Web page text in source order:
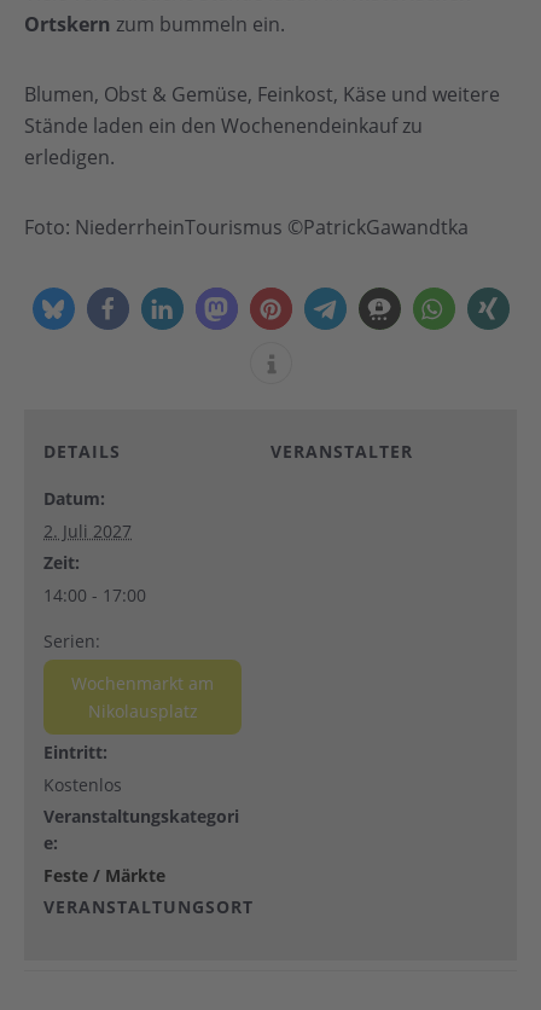
Ortskern zum bummeln ein.
Blumen, Obst & Gemüse, Feinkost, Käse und weitere
Stände laden ein den Wochenendeinkauf zu
erledigen.
Foto: NiederrheinTourismus ©PatrickGawandtka
DETAILS
Datum:
2. Juli 2027
Zeit:
14:00 - 17:00
Serien:
Wochenmarkt am
Nikolausplatz
Eintritt:
Kostenlos
Veranstaltungskategori
e:
Feste / Märkte
VERANSTALTUNGSORT
VERANSTALTER